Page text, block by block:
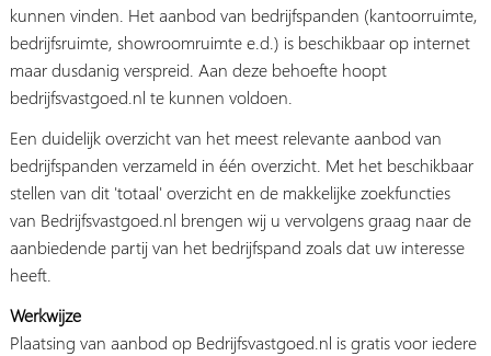
kunnen vinden. Het aanbod van bedrijfspanden (kantoorruimte,
bedrijfsruimte, showroomruimte e.d.) is beschikbaar op internet
maar dusdanig verspreid. Aan deze behoefte hoopt
bedrijfsvastgoed.nl te kunnen voldoen.
Een duidelijk overzicht van het meest relevante aanbod van
bedrijfspanden verzameld in één overzicht. Met het beschikbaar
stellen van dit 'totaal' overzicht en de makkelijke zoekfuncties
van Bedrijfsvastgoed.nl brengen wij u vervolgens graag naar de
aanbiedende partij van het bedrijfspand zoals dat uw interesse
heeft.
Werkwijze
Plaatsing van aanbod op Bedrijfsvastgoed.nl is gratis voor iedere